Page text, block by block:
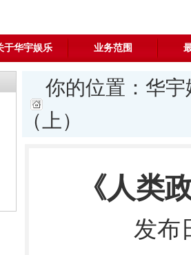
于华宇娱乐 业务范围
你的位置： 华宇
（上）
《人类
发布